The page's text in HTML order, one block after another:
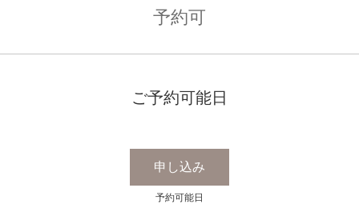
予約可
ご予約可能日
申し込み
予約可能日